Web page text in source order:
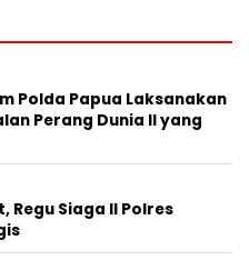
Polda Papua Laksanakan
Perang Dunia II yang
Siaga II Polres